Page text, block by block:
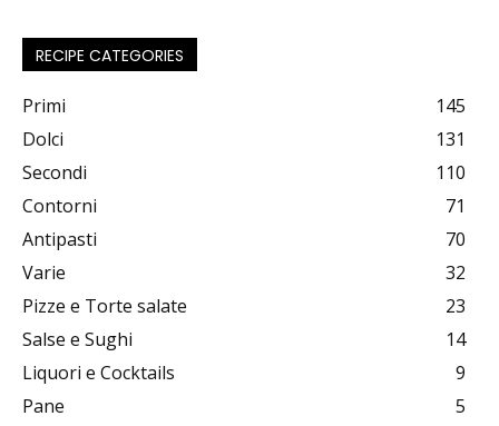
RECIPE CATEGORIES
Primi
145
Dolci
131
Secondi
110
Contorni
71
Antipasti
70
Varie
32
Pizze e Torte salate
23
Salse e Sughi
14
Liquori e Cocktails
9
Pane
5